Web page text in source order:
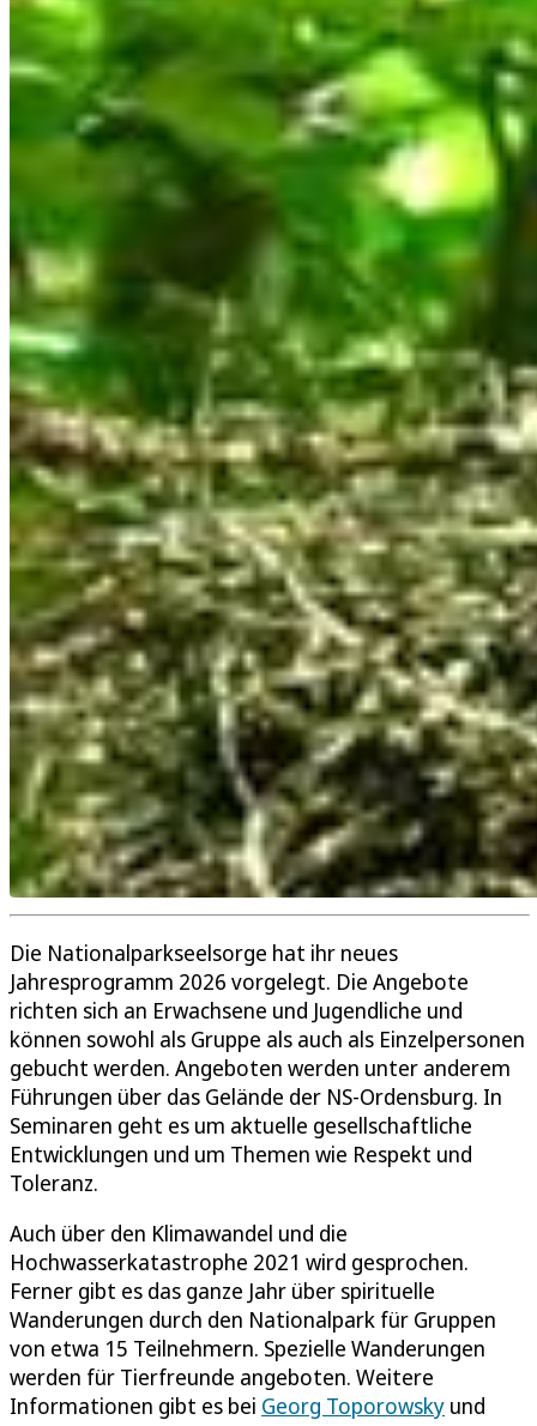
Die Nationalparkseelsorge hat ihr neues
Jahresprogramm 2026 vorgelegt. Die Angebote
richten sich an Erwachsene und Jugendliche und
können sowohl als Gruppe als auch als Einzelpersonen
gebucht werden. Angeboten werden unter anderem
Führungen über das Gelände der NS-Ordensburg. In
Seminaren geht es um aktuelle gesellschaftliche
Entwicklungen und um Themen wie Respekt und
Toleranz.
Auch über den Klimawandel und die
Hochwasserkatastrophe 2021 wird gesprochen.
Ferner gibt es das ganze Jahr über spirituelle
Wanderungen durch den Nationalpark für Gruppen
von etwa 15 Teilnehmern. Spezielle Wanderungen
werden für Tierfreunde angeboten. Weitere
Informationen gibt es bei Georg Toporowsky und